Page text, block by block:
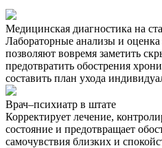
Медицинская диагностика на
Лабораторные анализы и оценка
позволяют вовремя заметить
предотвратить обострения
составить план ухода
Врач–психиатр в штате
Корректирует лечение,
состояние и предотвращает
самочувствия близких и